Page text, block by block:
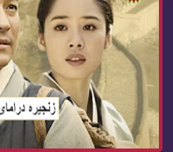
زنجیره‌ درامای بازرگان ئه‌ڵقه‌ی 62 dramay bazrg...